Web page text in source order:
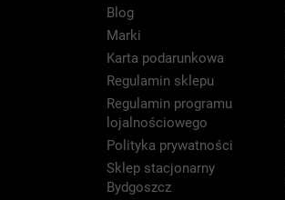
Blog
Marki
Karta podarunkowa
Regulamin sklepu
Regulamin programu
lojalnościowego
Polityka prywatności
Sklep stacjonarny
Bydgoszcz